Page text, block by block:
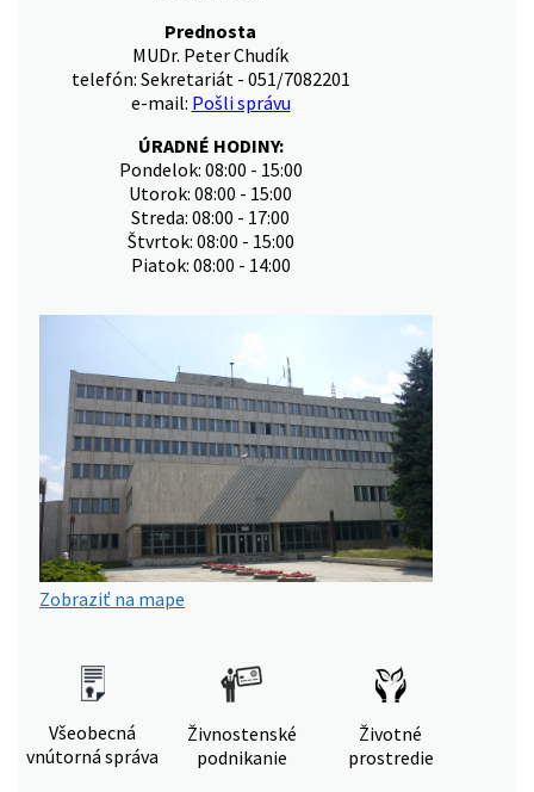
Prednosta
MUDr. Peter Chudík
telefón: Sekretariát - 051/7082201
e-mail: Pošli správu
ÚRADNÉ HODINY:
Pondelok: 08:00 - 15:00
Utorok: 08:00 - 15:00
Streda: 08:00 - 17:00
Štvrtok: 08:00 - 15:00
Piatok: 08:00 - 14:00
Zobraziť na mape
Všeobecná
vnútorná správa
Živnostenské
podnikanie
Životné
prostredie